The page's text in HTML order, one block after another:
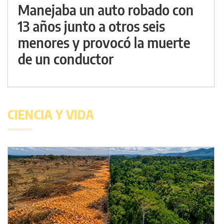
Manejaba un auto robado con
13 años junto a otros seis
menores y provocó la muerte
de un conductor
CIENCIA Y VIDA